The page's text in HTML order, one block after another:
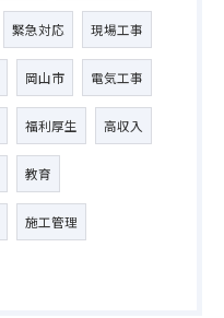
緊急対応 現場工事
岡山市 電気工事
福利厚生 高収入
教育
施工管理